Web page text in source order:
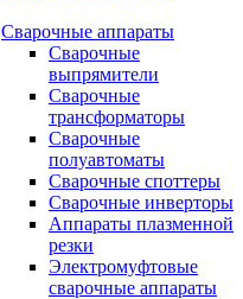
Сварочные аппараты
Сварочные
выпрямители
Сварочные
трансформаторы
Сварочные
полуавтоматы
Сварочные споттеры
Сварочные инверторы
Аппараты плазменной
резки
Электромуфтовые
сварочные аппараты